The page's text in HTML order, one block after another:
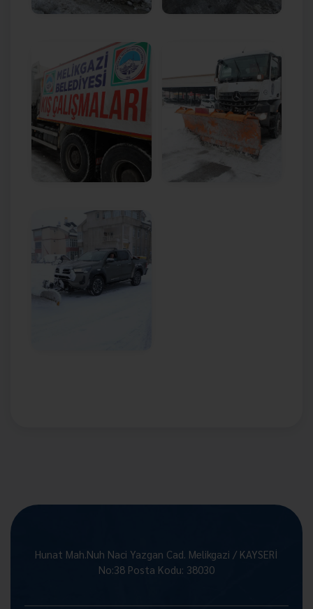
Hunat Mah.Nuh Naci Yazgan Cad. Melikgazi / KAYSERİ
No:38 Posta Kodu: 38030